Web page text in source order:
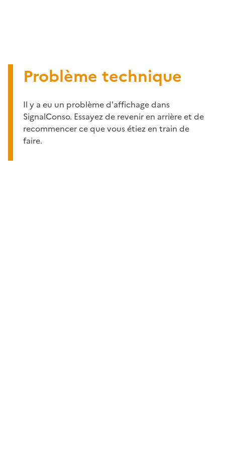
Problème technique
Il y a eu un problème d'affichage dans
SignalConso. Essayez de revenir en arrière et de
recommencer ce que vous étiez en train de
faire.